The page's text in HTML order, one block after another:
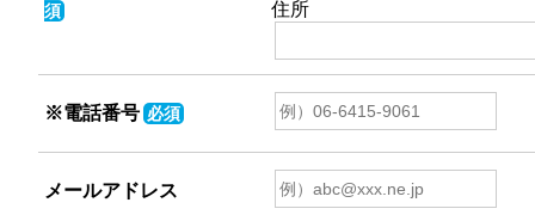
須
住所
※電話番号 必須
メールアドレス